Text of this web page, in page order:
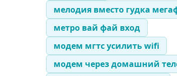
мелодия вместо гудка
метро вай фай вход
модем мгтс усилить wifi
модем через домашний